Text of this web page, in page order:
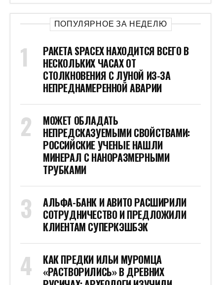
ПОПУЛЯРНОЕ ЗА НЕДЕЛЮ
РАКЕТА SPACEX НАХОДИТСЯ ВСЕГО В
НЕСКОЛЬКИХ ЧАСАХ ОТ
СТОЛКНОВЕНИЯ С ЛУНОЙ ИЗ-ЗА
НЕПРЕДНАМЕРЕННОЙ АВАРИИ
МОЖЕТ ОБЛАДАТЬ
НЕПРЕДСКАЗУЕМЫМИ СВОЙСТВАМИ:
РОССИЙСКИЕ УЧЕНЫЕ НАШЛИ
МИНЕРАЛ С НАНОРАЗМЕРНЫМИ
ТРУБКАМИ
АЛЬФА-БАНК И АВИТО РАСШИРИЛИ
СОТРУДНИЧЕСТВО И ПРЕДЛОЖИЛИ
КЛИЕНТАМ СУПЕРКЭШБЭК
КАК ПРЕДКИ ИЛЬИ МУРОМЦА
«РАСТВОРИЛИСЬ» В ДРЕВНИХ